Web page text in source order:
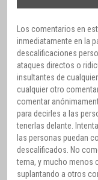
Los comentarios en
inmediatamente en la
descalificaciones
ataques directos o
insultantes de
cualquier otro
comentar
para decirles a las
tenerlas delante.
las personas puedan
descalificados. No
tema, y mucho menos
suplantando a otros